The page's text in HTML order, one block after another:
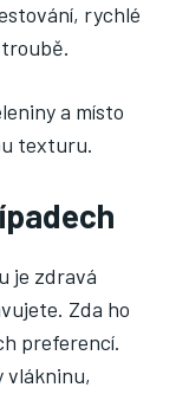
rychlé
a místo
texturu.
je zdravá
Zda ho
preferencí.
vlákninu,